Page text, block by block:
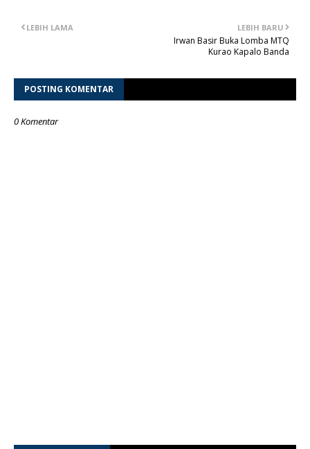
LEBIH BARU
Irwan Basir Buka Lomba MTQ
Kurao Kapalo Banda
LEBIH LAMA
POSTING KOMENTAR
0 Komentar